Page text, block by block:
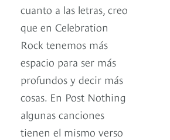
cuanto a las letras, creo
que en Celebration
Rock tenemos más
espacio para ser más
profundos y decir más
cosas. En Post Nothing
algunas canciones
tienen el mismo verso